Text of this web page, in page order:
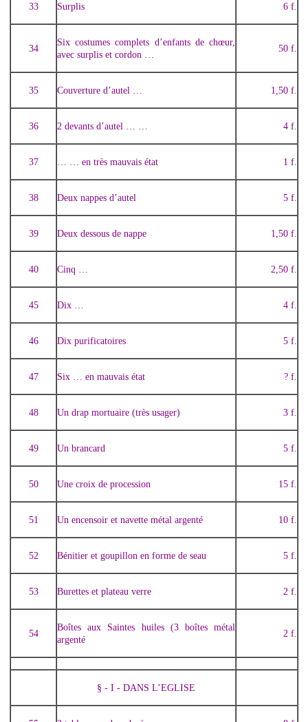
33 Surplis 6 f.
34
Six costumes complets d’enfants de chœur,
avec surplis et cordon …
50 f.
35 Couverture d’autel … 1,50 f.
36 2 devants d’autel … … 4 f.
37 … … en très mauvais état 1 f.
38 Deux nappes d’autel 5 f.
39 Deux dessous de nappe 1,50 f.
40 Cinq … 2,50 f.
45 Dix … 4 f.
46 Dix purificatoires 5 f.
47 Six … en mauvais état ? f.
48 Un drap mortuaire (très usager) 3 f.
49 Un brancard 5 f.
50 Une croix de procession 15 f.
51 Un encensoir et navette métal argenté 10 f.
52 Bénitier et goupillon en forme de seau 5 f.
53 Burettes et plateau verre 2 f.
54
Boîtes aux Saintes huiles (3 boîtes métal
argenté
2 f.
§ - I - DANS L’EGLISE